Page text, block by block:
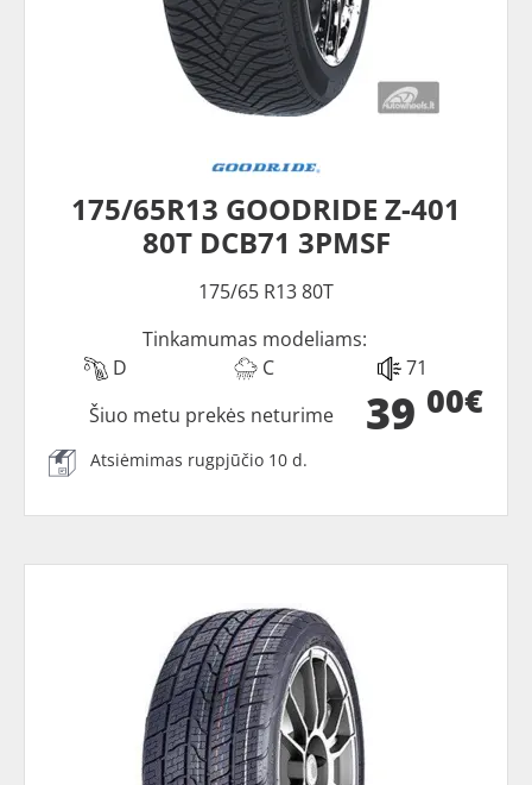
175/65R13 GOODRIDE Z-401
80T DCB71 3PMSF
175/65 R13 80T
Tinkamumas modeliams:
D
C 71
39 00€
Šiuo metu prekės neturime
Atsiėmimas rugpjūčio 10 d.